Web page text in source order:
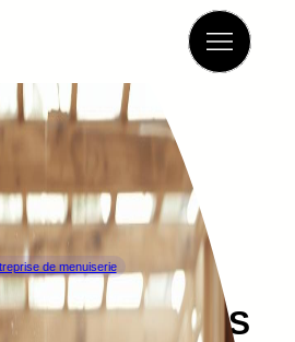
à l’annuaire
de menuiserie
POMPES